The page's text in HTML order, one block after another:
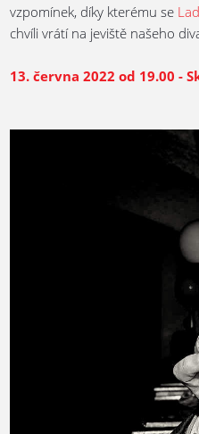
vzpomínek, díky kterému se
chvíli vrátí na jeviště našeho
13. června 2022 od 19.00 -